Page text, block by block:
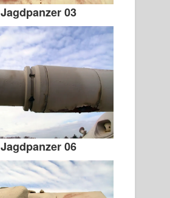
Jagdpanzer 03
Jagdpanzer 06